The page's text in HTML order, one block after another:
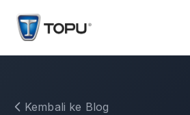
Kembali ke Blog